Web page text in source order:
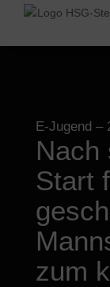
E-Jugend–
Nach
Start
zum